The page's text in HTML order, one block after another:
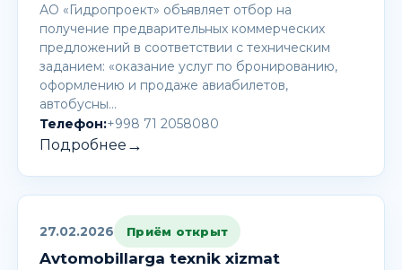
АО «Гидропроект» объявляет отбор на
получение предварительных коммерческих
предложений в соответствии с техническим
заданием: «оказание услуг по бронированию,
оформлению и продаже авиабилетов,
автобусны…
Телефон:+998 71 2058080
Подробнее →
27.02.2026 Приём открыт
Avtomobillarga texnik xizmat